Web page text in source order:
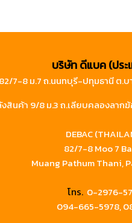
บริษัท ดีแบค (ประ
7-8 ม.7 ถ.นนทบุรี-ปทุมธานี ต.
งสินค้า 9/8 ม.3 ถ.เลียบคลองลาก
DEBAC
82/7-8 Moo 7
Muang Pathum Thani,
โทร. 0-2976-
094-665-5978,